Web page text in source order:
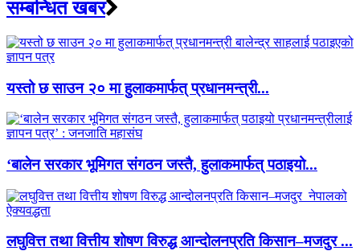
सम्बन्धित खबर
यस्तो छ साउन २० मा हुलाकमार्फत् प्रधानमन्त्री...
‘बालेन सरकार भूमिगत संगठन जस्तै, हुलाकमार्फत् पठाइयो...
लघुवित्त तथा वित्तीय शोषण विरुद्ध आन्दोलनप्रति किसान–मजदुर ...